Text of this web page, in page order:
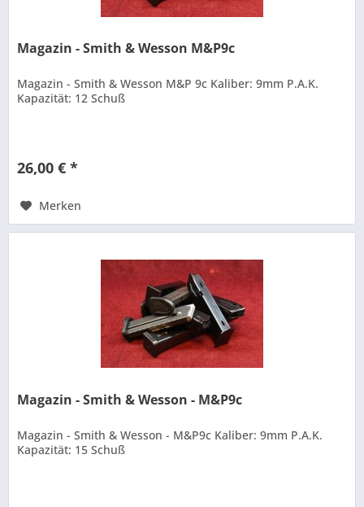
Magazin - Smith & Wesson M&P9c
Magazin - Smith & Wesson M&P 9c Kaliber: 9mm P.A.K.
Kapazität: 12 Schuß
26,00 € *
Merken
Magazin - Smith & Wesson - M&P9c
Magazin - Smith & Wesson - M&P9c Kaliber: 9mm P.A.K.
Kapazität: 15 Schuß